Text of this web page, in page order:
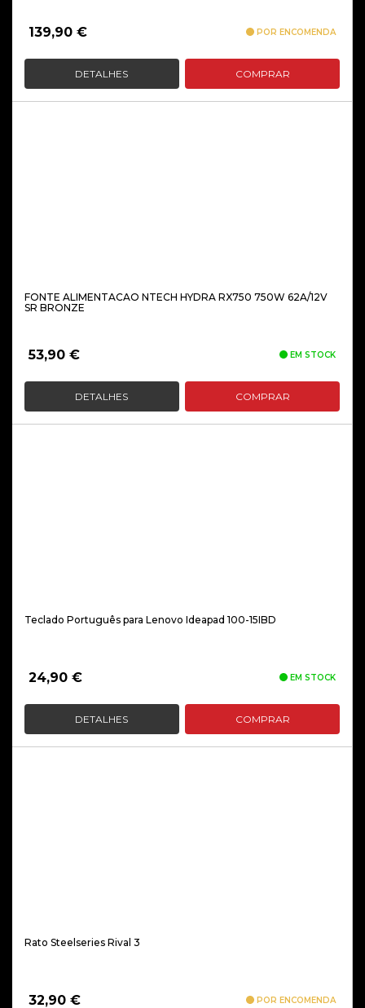
139,90 € POR ENCOMENDA
DETALHES COMPRAR
FONTE ALIMENTACAO NTECH HYDRA RX750 750W 62A/12V
SR BRONZE
53,90 € EM STOCK
DETALHES COMPRAR
Teclado Português para Lenovo Ideapad 100-15IBD
24,90 € EM STOCK
DETALHES COMPRAR
Rato Steelseries Rival 3
32,90 € POR ENCOMENDA